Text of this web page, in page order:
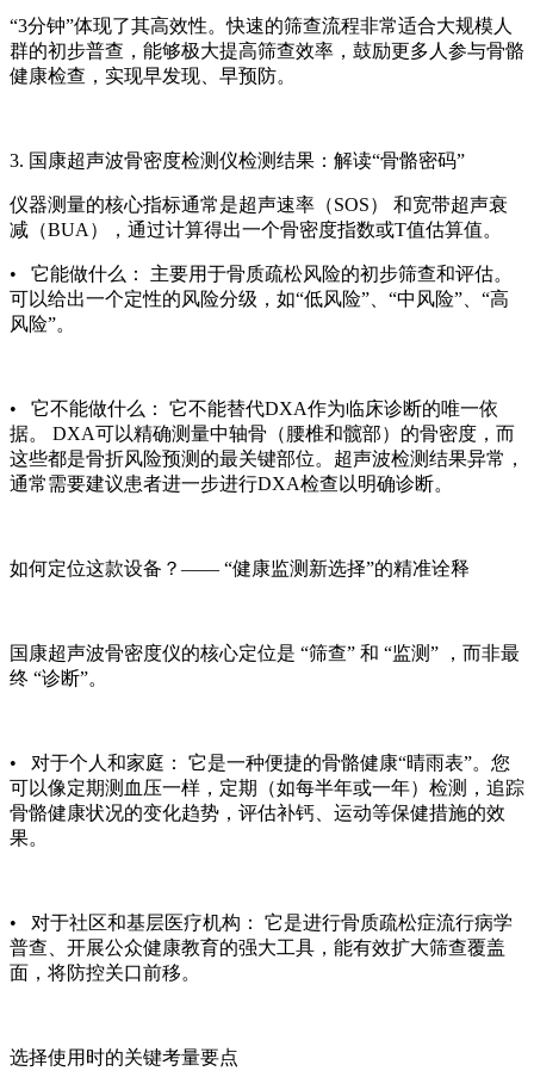
“3分钟”体现了其高效性。快速的筛查流程非常适合大规模人
群的初步普查，能够极大提高筛查效率，鼓励更多人参与骨骼
健康检查，实现早发现、早预防。
3. 国康超声波骨密度检测仪检测结果：解读“骨骼密码”
仪器测量的核心指标通常是超声速率（SOS） 和宽带超声衰
减（BUA），通过计算得出一个骨密度指数或T值估算值。
• 它能做什么： 主要用于骨质疏松风险的初步筛查和评估。
可以给出一个定性的风险分级，如“低风险”、“中风险”、“高
风险”。
• 它不能做什么： 它不能替代DXA作为临床诊断的唯一依
据。 DXA可以精确测量中轴骨（腰椎和髋部）的骨密度，而
这些都是骨折风险预测的最关键部位。超声波检测结果异常，
通常需要建议患者进一步进行DXA检查以明确诊断。
如何定位这款设备？—— “健康监测新选择”的精准诠释
国康超声波骨密度仪的核心定位是 “筛查” 和 “监测” ，而非最
终 “诊断”。
• 对于个人和家庭： 它是一种便捷的骨骼健康“晴雨表”。您
可以像定期测血压一样，定期（如每半年或一年）检测，追踪
骨骼健康状况的变化趋势，评估补钙、运动等保健措施的效
果。
• 对于社区和基层医疗机构： 它是进行骨质疏松症流行病学
普查、开展公众健康教育的强大工具，能有效扩大筛查覆盖
面，将防控关口前移。
选择使用时的关键考量要点